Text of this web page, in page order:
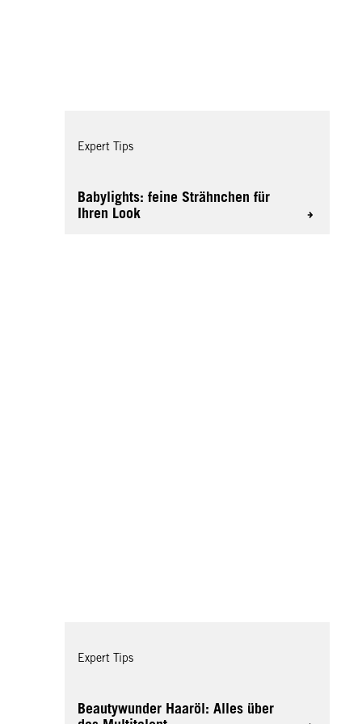
Expert Tips
Babylights: feine Strähnchen für
Ihren Look
Expert Tips
Beautywunder Haaröl: Alles über